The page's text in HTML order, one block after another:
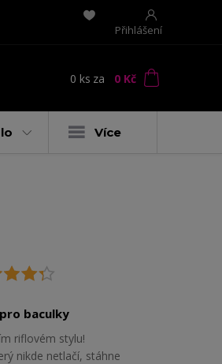
Přihlášení
0 ks za 0 Kč
Více
baculky
riflovém stylu!
nikde netlačí, stáhne